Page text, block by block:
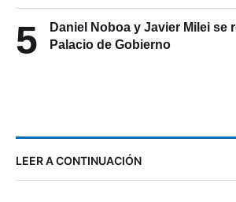
5
Daniel Noboa y Javier Milei se
Palacio de Gobierno
LEER A CONTINUACIÓN